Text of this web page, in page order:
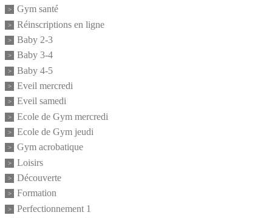
Gym santé
Réinscriptions en ligne
Baby 2-3
Baby 3-4
Baby 4-5
Eveil mercredi
Eveil samedi
Ecole de Gym mercredi
Ecole de Gym jeudi
Gym acrobatique
Loisirs
Découverte
Formation
Perfectionnement 1